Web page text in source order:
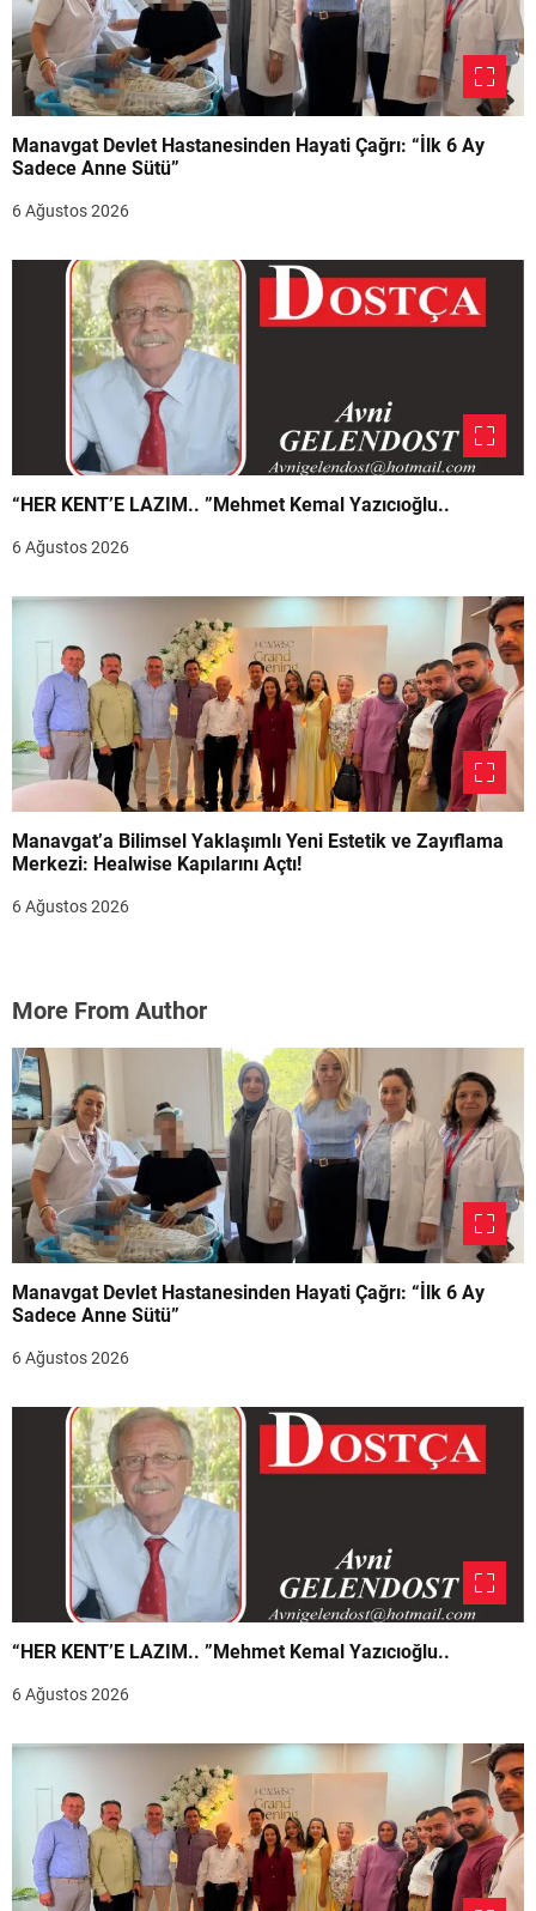
Manavgat Devlet Hastanesinden Hayati Çağrı: “İlk 6 Ay
Sadece Anne Sütü”
6 Ağustos 2026
“HER KENT’E LAZIM.. ”Mehmet Kemal Yazıcıoğlu..
6 Ağustos 2026
Manavgat’a Bilimsel Yaklaşımlı Yeni Estetik ve Zayıflama
Merkezi: Healwise Kapılarını Açtı!
6 Ağustos 2026
More From Author
Manavgat Devlet Hastanesinden Hayati Çağrı: “İlk 6 Ay
Sadece Anne Sütü”
6 Ağustos 2026
“HER KENT’E LAZIM.. ”Mehmet Kemal Yazıcıoğlu..
6 Ağustos 2026